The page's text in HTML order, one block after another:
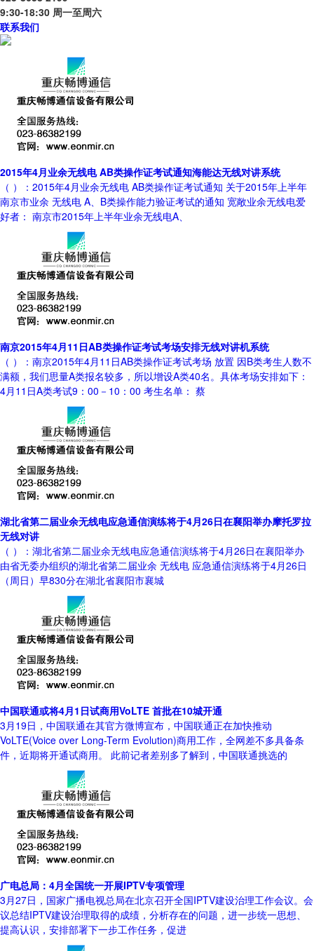
9:30-18:30 周一至周六
联系我们
2015年4月业余无线电 AB类操作证考试通知海能达无线对讲系统
（ ）：2015年4月业余无线电 AB类操作证考试通知 关于2015年上半年
南京市业余 无线电 A、B类操作能力验证考试的通知 宽敞业余无线电爱
好者： 南京市2015年上半年业余无线电A、
南京2015年4月11日AB类操作证考试考场安排无线对讲机系统
（ ）：南京2015年4月11日AB类操作证考试考场 放置 因B类考生人数不
满额，我们思量A类报名较多，所以增设A类40名。具体考场安排如下：
4月11日A类考试9：00－10：00 考生名单： 蔡
湖北省第二届业余无线电应急通信演练将于4月26日在襄阳举办摩托罗拉
无线对讲
（ ）：湖北省第二届业余无线电应急通信演练将于4月26日在襄阳举办
由省无委办组织的湖北省第二届业余 无线电 应急通信演练将于4月26日
（周日）早830分在湖北省襄阳市襄城
中国联通或将4月1日试商用VoLTE 首批在10城开通
3月19日，中国联通在其官方微博宣布，中国联通正在加快推动
VoLTE(Voice over Long-Term Evolution)商用工作，全网差不多具备条
件，近期将开通试商用。 此前记者差别多了解到，中国联通挑选的
广电总局：4月全国统一开展IPTV专项管理
3月27日，国家广播电视总局在北京召开全国IPTV建设治理工作会议。会
议总结IPTV建设治理取得的成绩，分析存在的问题，进一步统一思想、
提高认识，安排部署下一步工作任务，促进